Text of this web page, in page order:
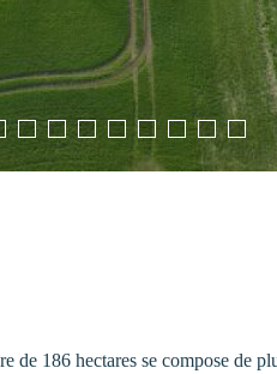
186 hectares se compose de